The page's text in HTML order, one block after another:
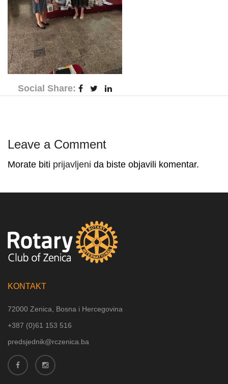
Social Share:
Leave a Comment
Morate biti prijavljeni da biste objavili komentar.
KONTAKT
72000 Zenica, Bosna i Hercegovina
+387 (0)61 153 516
predsjednik@rczenica.ba